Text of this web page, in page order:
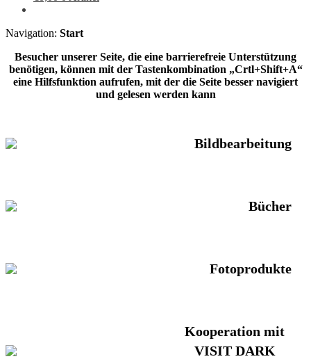
Navigation: Start
Besucher unserer Seite, die eine barrierefreie Unterstützung
benötigen, können mit der Tastenkombination „Crtl+Shift+A“
eine Hilfsfunktion aufrufen, mit der die Seite besser navigiert
und gelesen werden kann
Bildbearbeitung
Bücher
Fotoprodukte
Kooperation mit
VISIT DARK